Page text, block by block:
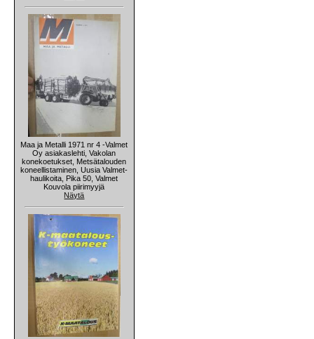
Maa ja Metalli 1971 nr 4 -Valmet
Oy asiakaslehti, Vakolan
konekoetukset, Metsätalouden
koneellistaminen, Uusia Valmet-
haulikoita, Pika 50, Valmet
Kouvola piirimyyjä
Näytä